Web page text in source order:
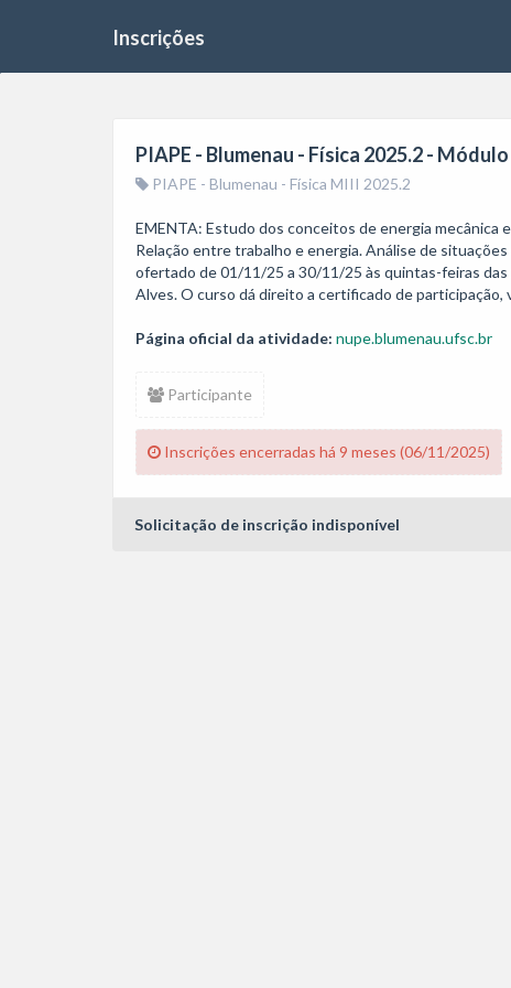
Inscrições
PIAPE - Blumenau - Física 2025.2 -
PIAPE - Blumenau - Física MIII 2025.2
EMENTA: Estudo dos conceitos de energia mecânica
Relação entre trabalho e energia. Análise de
ofertado de 01/11/25 a 30/11/25 às quintas-feiras das
Página oficial da atividade: nupe.blumenau.ufsc.br
Participante
Inscrições encerradas há 9 meses (06/11/2025)
Solicitação de inscrição indisponível